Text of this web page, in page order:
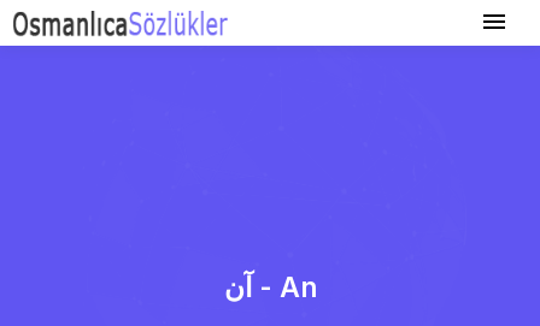
آن - An